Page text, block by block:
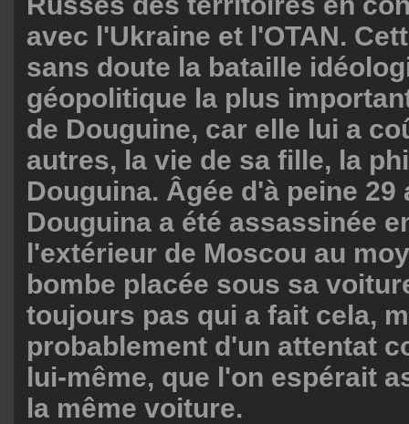
avec l'Ukraine et l'OTAN.
sans doute la bataille
géopolitique la plus
de Douguine, car elle lui a
autres, la vie de sa fille, la
Douguina. Âgée d'à peine 29
Douguina a été assassinée
l'extérieur de Moscou au
bombe placée sous sa
toujours pas qui a fait cela,
probablement d'un attentat
lui-même, que l'on espérait
la même voiture.